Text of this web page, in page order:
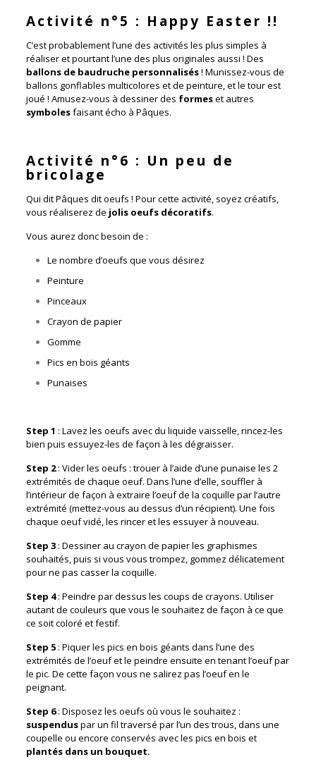
Activité n°5 : Happy Easter !!
C’est probablement l’une des activités les plus simples à
réaliser et pourtant l’une des plus originales aussi ! Des
ballons de baudruche personnalisés! Munissez-vous de
ballons gonflables multicolores et de peinture, et le tour est
joué ! Amusez-vous à dessiner des formeset autres
symbolesfaisant écho à Pâques.
Activité n°6 : Un peu de
bricolage
Qui dit Pâques dit oeufs ! Pour cette activité, soyez créatifs,
vous réaliserez de jolis oeufs décoratifs.
Vous aurez donc besoin de :
Le nombre d’oeufs que vous désirez
Peinture
Pinceaux
Crayon de papier
Gomme
Pics en bois géants
Punaises
Step 1 : Lavez les oeufs avec du liquide vaisselle, rincez-les
bien puis essuyez-les de façon à les dégraisser.
Step 2: Vider les oeufs : trouer à l’aide d’une punaise les 2
extrémités de chaque oeuf. Dans l’une d’elle, souffler à
l’intérieur de façon à extraire l’oeuf de la coquille par l’autre
extrémité (mettez-vous au dessus d’un récipient). Une fois
chaque oeuf vidé, les rincer et les essuyer à nouveau.
Step 3: Dessiner au crayon de papier les graphismes
souhaités, puis si vous vous trompez, gommez délicatement
pour ne pas casser la coquille.
Step 4: Peindre par dessus les coups de crayons. Utiliser
autant de couleurs que vous le souhaitez de façon à ce que
ce soit coloré et festif.
Step 5: Piquer les pics en bois géants dans l’une des
extrémités de l’oeuf et le peindre ensuite en tenant l’oeuf par
le pic. De cette façon vous ne salirez pas l’oeuf en le
peignant.
Step 6: Disposez les oeufs où vous le souhaitez :
suspenduspar un fil traversé par l’un des trous, dans une
coupelle ou encore conservés avec les pics en bois et
plantés dans un bouquet.